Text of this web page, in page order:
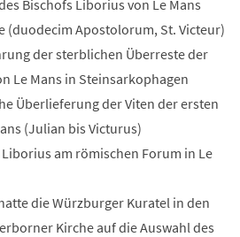
Bischofs Liborius von Le Mans
(duodecim Apostolorum, St. Victeur)
der sterblichen Überreste der
Le Mans in Steinsarkophagen
Überlieferung der Viten der ersten
(Julian bis Victurus)
am römischen Forum in Le
die Würzburger Kuratel in den
Kirche auf die Auswahl des